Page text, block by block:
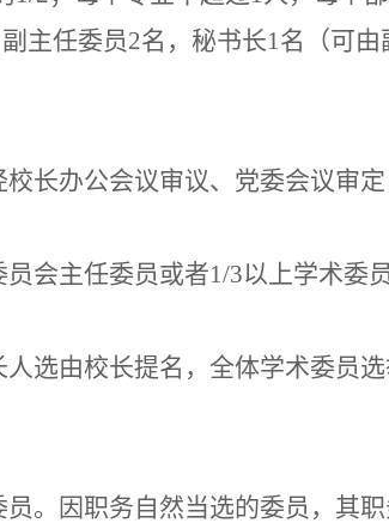
主任委员2名，秘书长1名（可由
校长办公会议审议、党委会议审定
会主任委员或者1/3以上学术委
人选由校长提名，全体学术委员
。因职务自然当选的委员，其